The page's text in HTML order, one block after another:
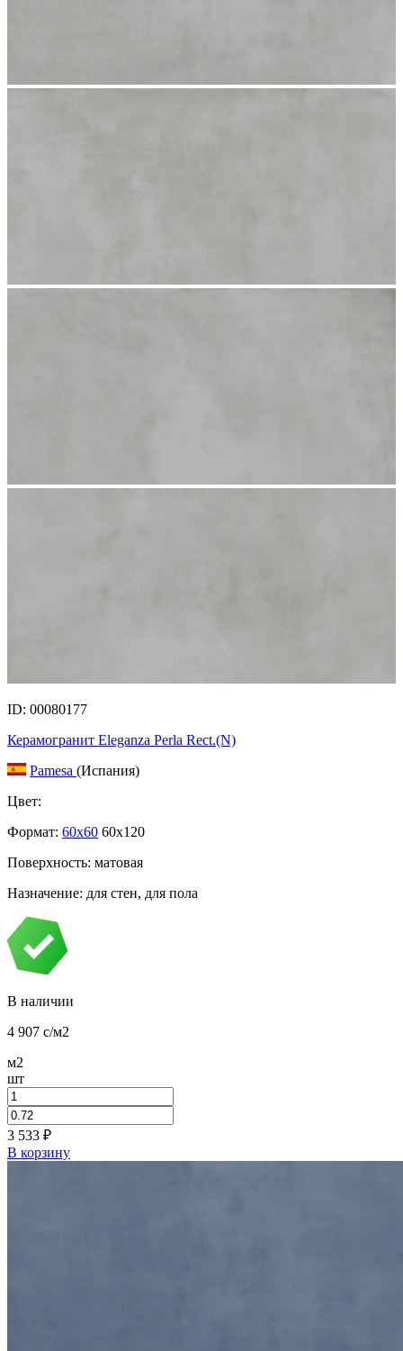
ID: 00080177
Керамогранит Eleganza Perla Rect.(N)
Pamesa (Испания)
Цвет:
Формат: 60x60 60x120
Поверхность: матовая
Назначение: для стен, для пола
В наличии
4 907 c/м2
м2
шт
3 533 ₽
В корзину